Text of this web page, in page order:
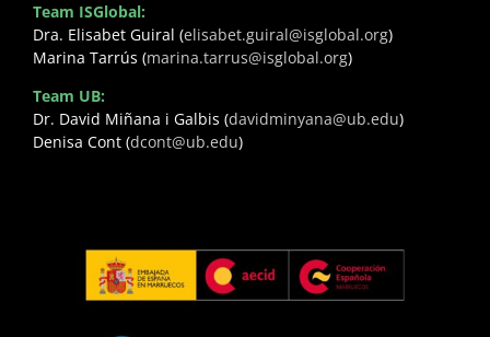
Team ISGlobal:
Dra. Elisabet Guiral (elisabet.guiral@isglobal.org)
Marina Tarrús (marina.tarrus@isglobal.org)
Team UB:
Dr. David Miñana i Galbis (davidminyana@ub.edu)
Denisa Cont (dcont@ub.edu)